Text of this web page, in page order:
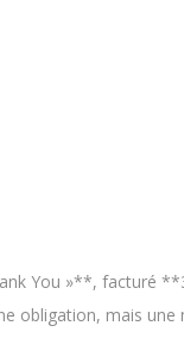
You »**, facturé
obligation, mais une